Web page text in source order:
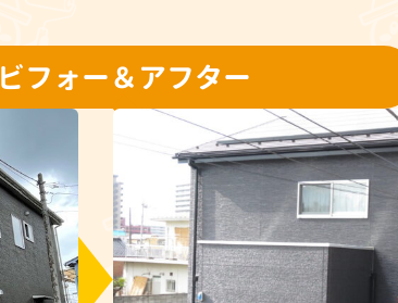
ビフォー＆アフター